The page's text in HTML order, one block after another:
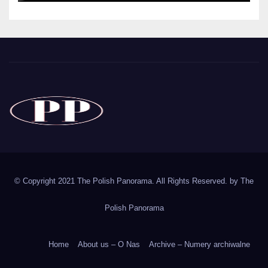
© Copyright 2021 The Polish Panorama. All Rights Reserved. by The
Polish Panorama
Home About us – O Nas Archive – Numery archiwalne